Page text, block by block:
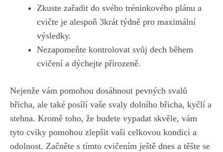
Zkuste zařadit do⁣ svého tréninkového plánu a
cvičte je ⁤alespoň 3krát týdně‍ pro⁤ maximální
výsledky.
Nezapomeňte kontrolovat svůj dech⁤ během
cvičení a dýchejte přirozeně.
Nejenže vám pomohou dosáhnout pevných svalů‌
břicha, ale také posílí vaše svaly dolního ‌břicha, kyčlí a​
stehna. Kromě toho, že budete vypadat skvěle, vám
tyto ⁤cviky pomohou zlepšit ​vaši celkovou kondici a
odolnost. Začněte s tímto cvičením ještě dnes a těšte se⁢